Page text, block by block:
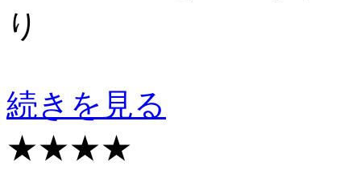
り
続きを見る
★★★★